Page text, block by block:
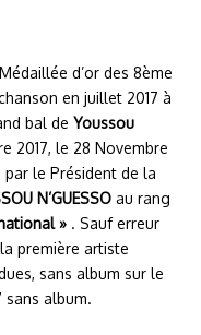
d’or des 8ème
en juillet 2017 à
bal de Youssou
2017, le 28 Novembre
le Président de la
N’GUESSO au rang
» . Sauf erreur
première artiste
sans album sur le
sans album.